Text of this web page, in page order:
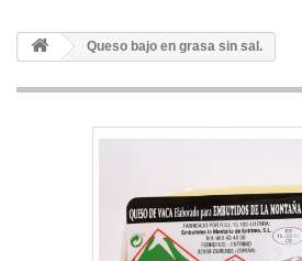
Queso bajo en grasa sin sal.